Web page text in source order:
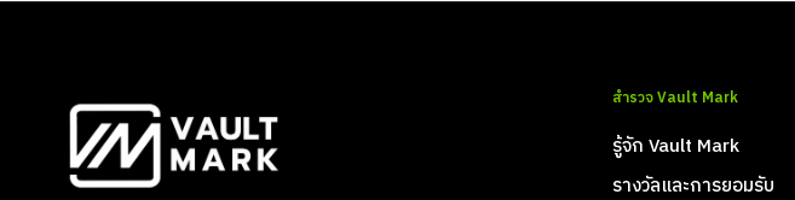
สำรวจ Vault Mark
รู้จัก Vault Mark
รางวัลและการยอมรับ